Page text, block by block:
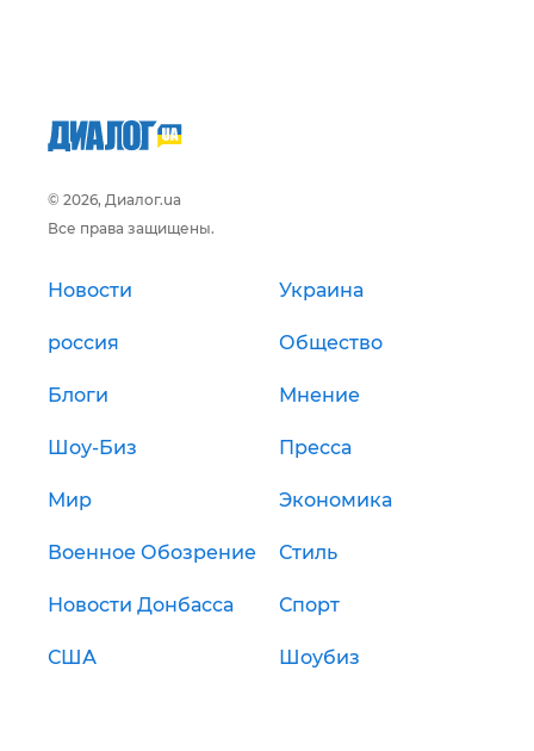
© 2026, Диалог.ua
Все права защищены.
Новости Украина
россия Общество
Блоги Мнение
Шоу-Биз Пресса
Мир Экономика
Военное Обозрение Стиль
Новости Донбасса Спорт
США Шоубиз